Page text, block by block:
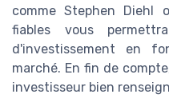
comme Stephen Diehl
fiables vous
d'investissement en
marché. En fin de
investisseur bien